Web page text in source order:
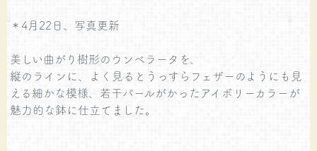
＊4月22日、写真更新
美しい曲がり樹形のウンベラータを、
縦のラインに、よく見るとうっすらフェザーのようにも見
える細かな模様、若干パールがかったアイボリーカラーが
魅力的な鉢に仕立てました。